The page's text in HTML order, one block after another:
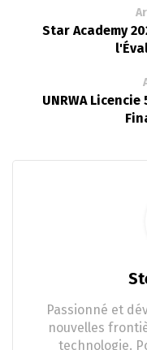
Star Academy
UNRWA
Passionné et
nouvelles
technologie.